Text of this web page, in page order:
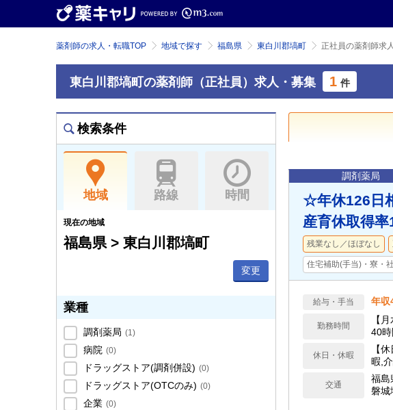
薬剤師の求人・転職TOP 地域で探す 福島県 東白川郡塙町 正社員の薬剤師求
東白川郡塙町の薬剤師（正社員）求人・募集 1 件
検索条件
地域 路線 時間
現在の地域
福島県 > 東白川郡塙町
変更
業種
調剤薬局 (1)
病院 (0)
ドラッグストア(調剤併設) (0)
ドラッグストア(OTCのみ) (0)
企業 (0)
調剤薬局
☆年休126日
産育休取得
残業なし／ほぼなし
住宅補助(手当)・寮・
給与・手当 年収
勤務時間
【
40
休日・休暇
【
暇,
当月
3〜
間、
交通
福島
磐城